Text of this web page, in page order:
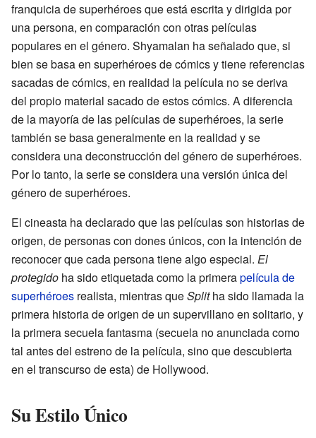
franquicia de superhéroes que está escrita y dirigida por
una persona, en comparación con otras películas
populares en el género. Shyamalan ha señalado que, si
bien se basa en superhéroes de cómics y tiene referencias
sacadas de cómics, en realidad la película no se deriva
del propio material sacado de estos cómics. A diferencia
de la mayoría de las películas de superhéroes, la serie
también se basa generalmente en la realidad y se
considera una deconstrucción del género de superhéroes.
Por lo tanto, la serie se considera una versión única del
género de superhéroes.
El cineasta ha declarado que las películas son historias de
origen, de personas con dones únicos, con la intención de
reconocer que cada persona tiene algo especial. El
protegido ha sido etiquetada como la primerapelícula de
superhéroes realista, mientras queSplitha sido llamada la
primera historia de origen de un supervillano en solitario, y
la primera secuela fantasma (secuela no anunciada como
tal antes del estreno de la película, sino que descubierta
en el transcurso de esta) de Hollywood.
Su Estilo Único